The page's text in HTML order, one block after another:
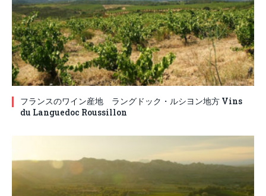
フランスのワイン産地 ラングドック・ルシヨン地方 Vins
du Languedoc Roussillon